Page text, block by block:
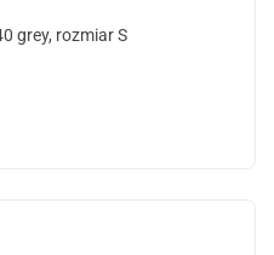
grey, rozmiar S